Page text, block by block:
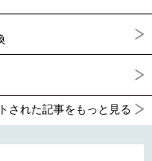
された記事をもっと見る